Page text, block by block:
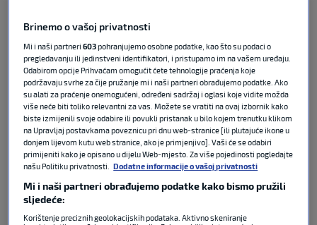
POVEZANO
Real se službeno oglasio oko
incidenta među igračima! Novinar
Marce: On više neće igrati za
Kraljeve
LA LIGA 07. svi 2026 1
Članovi svlačionice vjeruju kako Vinícius informira
trenera o potencijalnim nesuglasicama i konfliktima
unutar momčadi, što je izazvalo određeno
Brinemo o vašoj privatnosti
Mi i naši partneri603pohranjujemo osobne podatke, kao što su podaci o
pregledavanju ili jedinstveni identifikatori, i pristupamo im na vašem uređaju.
Odabirom opcije Prihvaćam omogućit ćete tehnologije praćenja koje
podržavaju svrhe za čije pružanje mi i naši partneri obrađujemo podatke. Ako
su alati za praćenje onemogućeni, određeni sadržaj i oglasi koje vidite možda
više neće biti toliko relevantni za vas. Možete se vratiti na ovaj izbornik kako
biste izmijenili svoje odabire ili povukli pristanak u bilo kojem trenutku klikom
na Upravljaj postavkama poveznicu pri dnu web-stranice [ili plutajuće ikone u
donjem lijevom kutu web stranice, ako je primjenjivo]. Vaši će se odabiri
primijeniti kako je opisano u dijelu Web-mjesto. Za više pojedinosti pogledajte
našu Politiku privatnosti.
Dodatne informacije o vašoj privatnosti
Mi i naši partneri obrađujemo podatke kako bismo pružili
sljedeće:
Korištenje preciznih geolokacijskih podataka. Aktivno skeniranje